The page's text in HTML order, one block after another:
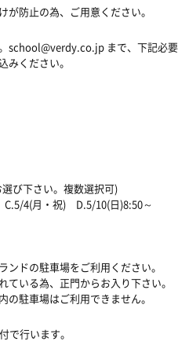
防止の為、ご用意ください。
school@verdy.co.jp まで、下記必要
みください。
び下さい。複数選択可)
4(月・祝) D.5/10(日)8:50～
ドの駐車場をご利用ください。
いる為、正門からお入り下さい。
駐車場はご利用できません。
で行います。